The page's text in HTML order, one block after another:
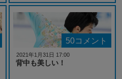
50コメント
背中も美しい！
2021年1月31日 17:00